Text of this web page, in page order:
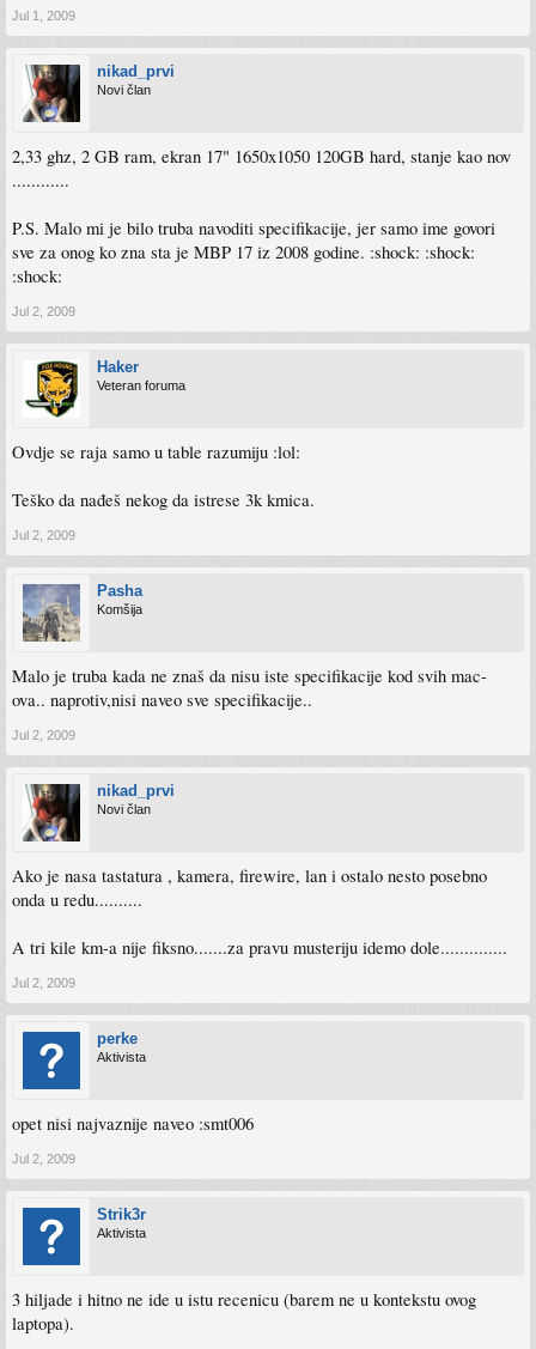
Jul 1, 2009
nikad_prvi
Novi član
2,33 ghz, 2 GB ram, ekran 17" 1650x1050 120GB hard, stanje kao nov
............
P.S. Malo mi je bilo truba navoditi specifikacije, jer samo ime govori
sve za onog ko zna sta je MBP 17 iz 2008 godine. :shock: :shock:
:shock:
Jul 2, 2009
Haker
Veteran foruma
Ovdje se raja samo u table razumiju :lol:
Teško da nađeš nekog da istrese 3k kmica.
Jul 2, 2009
Pasha
Komšija
Malo je truba kada ne znaš da nisu iste specifikacije kod svih mac-
ova.. naprotiv,nisi naveo sve specifikacije..
Jul 2, 2009
nikad_prvi
Novi član
Ako je nasa tastatura , kamera, firewire, lan i ostalo nesto posebno
onda u redu..........
A tri kile km-a nije fiksno.......za pravu musteriju idemo dole..............
Jul 2, 2009
perke
Aktivista
opet nisi najvaznije naveo :smt006
Jul 2, 2009
Strik3r
Aktivista
3 hiljade i hitno ne ide u istu recenicu (barem ne u kontekstu ovog
laptopa).